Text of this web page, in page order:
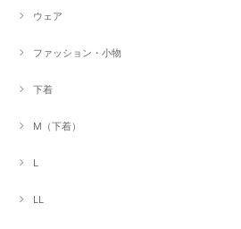
ウェア
ファッション・小物
下着
M（下着）
L
LL